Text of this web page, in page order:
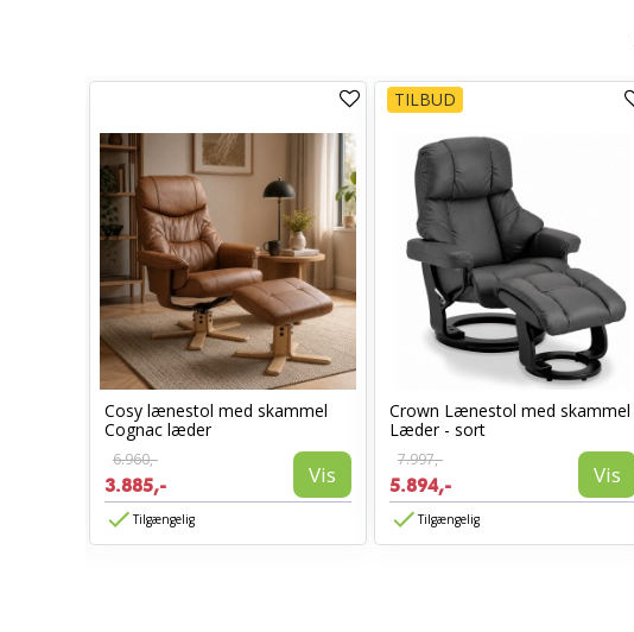
Cosy lænestol med skammel
Cognac læder
6.960,-
3.885,- Vis
Tilgængelig
TILBUD
Crown Lænestol med skammel
Læder - sort
7.997,-
5.894,- Vis
Tilgængelig